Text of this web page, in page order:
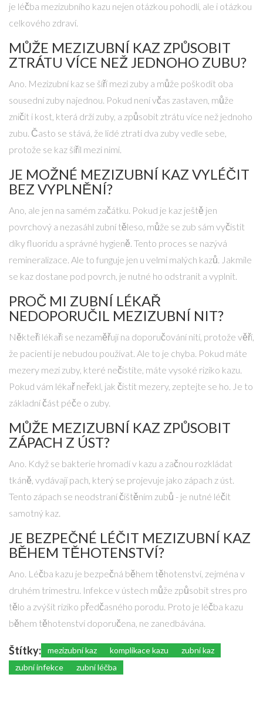
je léčba mezizubního kazu nejen otázkou pohodlí, ale i otázkou
celkového zdraví.
MŮŽE MEZIZUBNÍ KAZ ZPŮSOBIT
ZTRÁTU VÍCE NEŽ JEDNOHO ZUBU?
Ano. Mezizubní kaz se šíří mezi zuby a může poškodit oba
sousední zuby najednou. Pokud není včas zastaven, může
zničit i kost, která drží zuby, a způsobit ztrátu více než jednoho
zubu. Často se stává, že lidé ztratí dva zuby vedle sebe,
protože se kaz šířil mezi nimi.
JE MOŽNÉ MEZIZUBNÍ KAZ VYLÉČIT
BEZ VYPLNĚNÍ?
Ano, ale jen na samém začátku. Pokud je kaz ještě jen
povrchový a nezasáhl zubní těleso, může se zub sám vyčistit
díky fluoridu a správné hygieně. Tento proces se nazývá
remineralizace. Ale to funguje jen u velmi malých kazů. Jakmile
se kaz dostane pod povrch, je nutné ho odstranit a vyplnit.
PROČ MI ZUBNÍ LÉKAŘ
NEDOPORUČIL MEZIZUBNÍ NIT?
Někteří lékaři se nezaměřují na doporučování nití, protože věří,
že pacienti je nebudou používat. Ale to je chyba. Pokud máte
mezery mezi zuby, které nečistíte, máte vysoké riziko kazu.
Pokud vám lékař neřekl, jak čistit mezery, zeptejte se ho. Je to
základní část péče o zuby.
MŮŽE MEZIZUBNÍ KAZ ZPŮSOBIT
ZÁPACH Z ÚST?
Ano. Když se bakterie hromadí v kazu a začnou rozkládat
tkáně, vydávají pach, který se projevuje jako zápach z úst.
Tento zápach se neodstraní čištěním zubů - je nutné léčit
samotný kaz.
JE BEZPEČNÉ LÉČIT MEZIZUBNÍ KAZ
BĚHEM TĚHOTENSTVÍ?
Ano. Léčba kazu je bezpečná během těhotenství, zejména v
druhém trimestru. Infekce v ústech může způsobit stres pro
tělo a zvýšit riziko předčasného porodu. Proto je léčba kazu
během těhotenství doporučena, ne zanedbávána.
Štítky: mezizubní kaz komplikace kazu
zubní kaz
zubní infekce
zubní léčba